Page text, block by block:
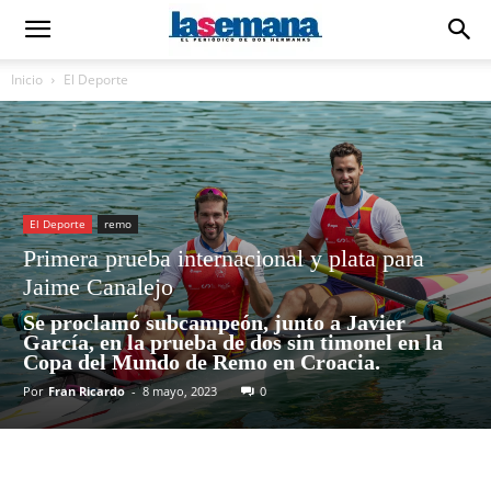
Inicio El Deporte
El Deporte remo
Primera prueba internacional y plata para
Jaime Canalejo
Se proclamó subcampeón, junto a Javier
García, en la prueba de dos sin timonel en la
Copa del Mundo de Remo en Croacia.
Por Fran Ricardo - 8 mayo, 2023 0